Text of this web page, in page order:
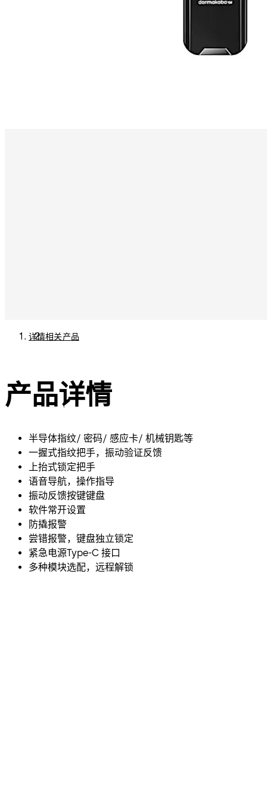
详情相关产品
产品详情
半导体指纹/ 密码/ 感应卡/ 机械钥匙等
一握式指纹把手，振动验证反馈
上抬式锁定把手
语音导航，操作指导
振动反馈按键键盘
软件常开设置
防撬报警
尝错报警，键盘独立锁定
紧急电源Type-C 接口
多种模块选配，远程解锁